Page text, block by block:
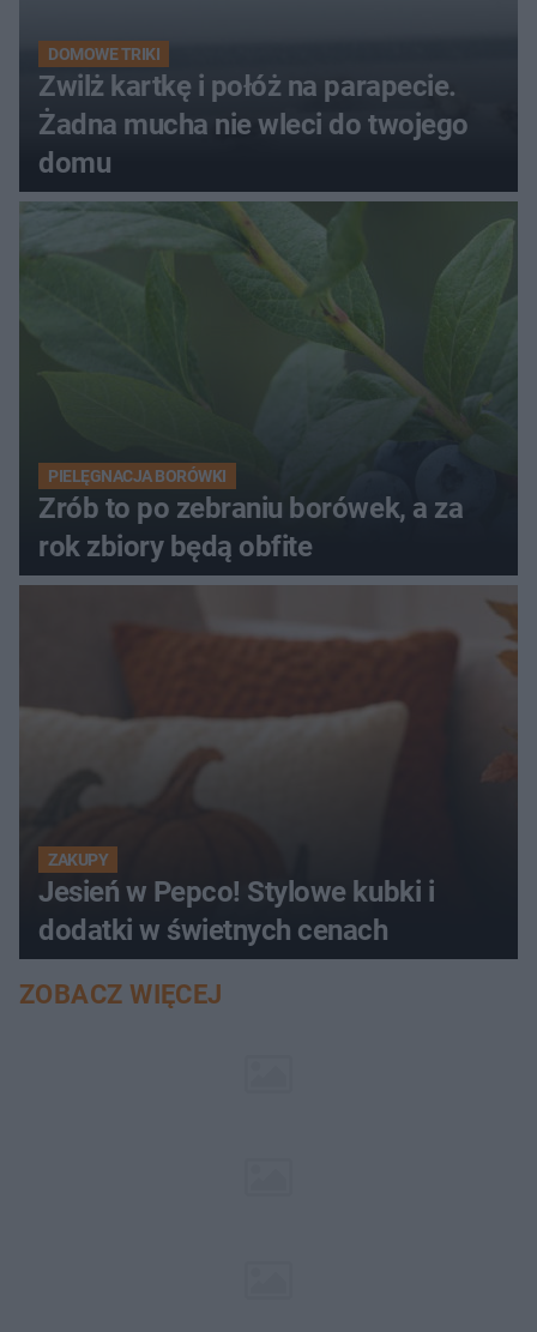
DOMOWE TRIKI
Zwilż kartkę i połóż na parapecie.
Żadna mucha nie wleci do twojego
domu
PIELĘGNACJA BORÓWKI
Zrób to po zebraniu borówek, a za
rok zbiory będą obfite
ZAKUPY
Jesień w Pepco! Stylowe kubki i
dodatki w świetnych cenach
ZOBACZ WIĘCEJ